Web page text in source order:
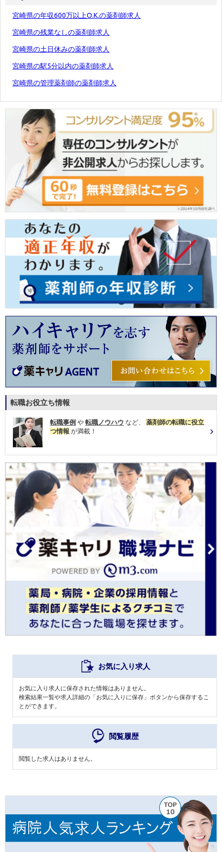
宮崎県の年収600万以上O.K.の薬剤師求人
宮崎県の残業なしの薬剤師求人
宮崎県の土日休みの薬剤師求人
宮崎県の駅5分以内の薬剤師求人
宮崎県の管理薬剤師の薬剤師求人
転職お役立ち情報
転職事例 や 転職ノウハウ など、 薬剤師の転職に役立
つ情報 が満載！
お気に入り求人
お気に入り求人に保存された情報はありません。
検索結果一覧や求人詳細の「お気に入りに保存」ボタンから保存するこ
とができます。
閲覧履歴
閲覧した求人はありません。